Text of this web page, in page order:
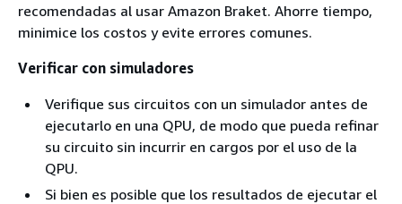
recomendadas al usar Amazon Braket. Ahorre tiempo,
minimice los costos y evite errores comunes.
Verificar con simuladores
Verifique sus circuitos con un simulador antes de
ejecutarlo en una QPU, de modo que pueda refinar
su circuito sin incurrir en cargos por el uso de la
QPU.
Si bien es posible que los resultados de ejecutar el